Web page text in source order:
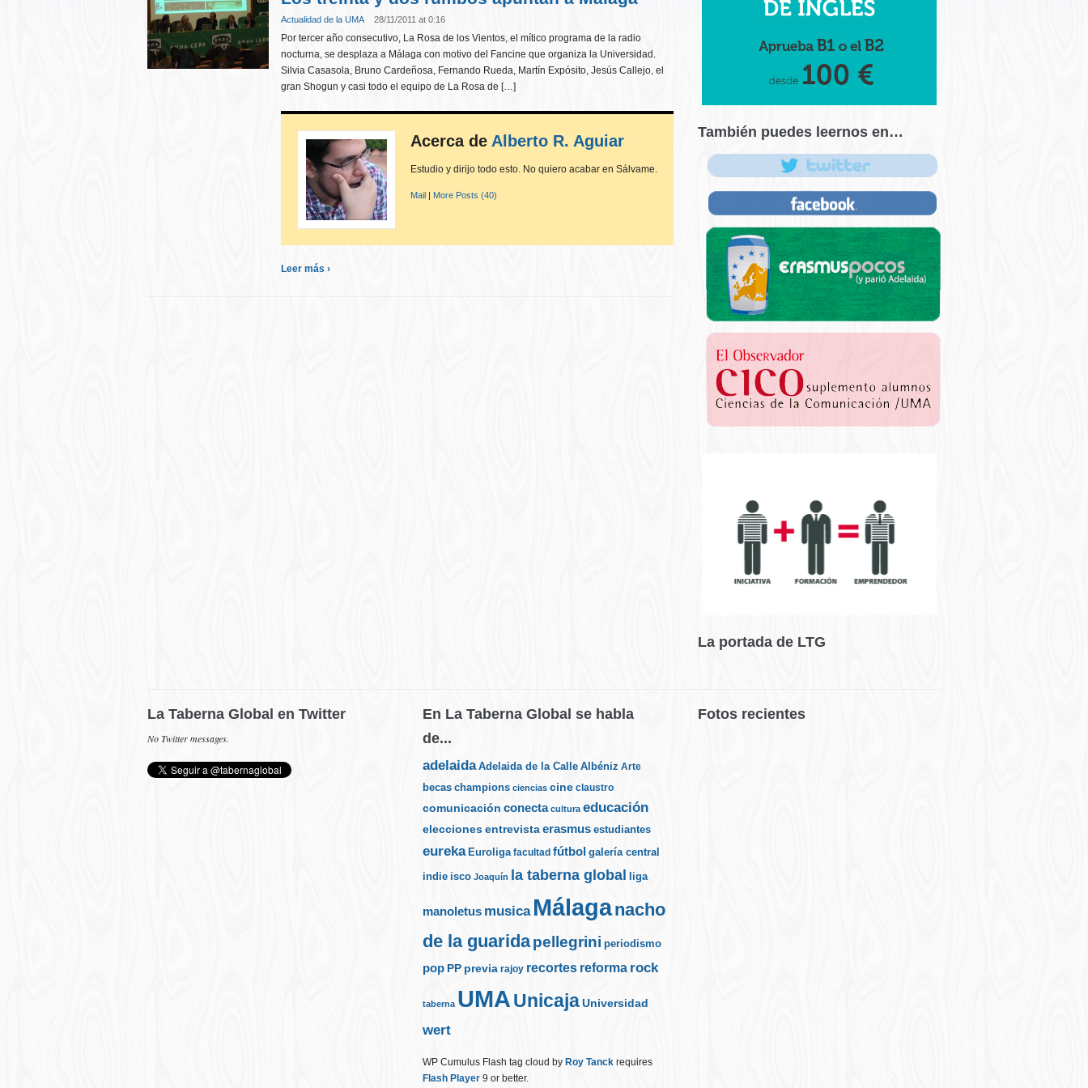
Actualidad de la UMA 28/11/2011 at 0:16
Por tercer año consecutivo, La Rosa de los Vientos, el mítico programa de la radio
nocturna, se desplaza a Málaga con motivo del Fancine que organiza la Universidad.
Silvia Casasola, Bruno Cardeñosa, Fernando Rueda, Martín Expósito, Jesús Callejo, el
gran Shogun y casi todo el equipo de La Rosa de […]
Acerca de Alberto R. Aguiar
Estudio y dirijo todo esto. No quiero acabar en Sálvame.
Mail | More Posts (40)
Leer más ›
También puedes leernos en…
La portada de LTG
La Taberna Global en Twitter
No Twitter messages.
En La Taberna Global se habla
de...
adelaida Adelaida de la Calle Albéniz Arte
becas champions ciencias cine claustro
comunicación conecta cultura educación
elecciones entrevista erasmus estudiantes
eureka Euroliga facultad fútbol galería central
indie isco Joaquín la taberna global liga
manoletus musica Málaganacho
de la guaridapellegrini periodismo
pop PP previa rajoy recortes reforma rock
taberna UMA UnicajaUniversidad
wert
WP Cumulus Flash tag cloud by Roy Tanck requires
Flash Player 9 or better.
Fotos recientes